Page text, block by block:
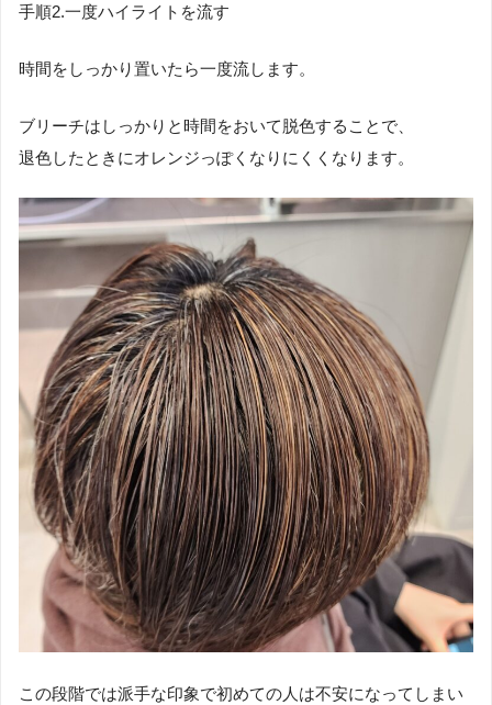
手順2.一度ハイライトを流す
時間をしっかり置いたら一度流します。
ブリーチはしっかりと時間をおいて脱色することで、
退色したときにオレンジっぽくなりにくくなります。
この段階では派手な印象で初めての人は不安になってしまい